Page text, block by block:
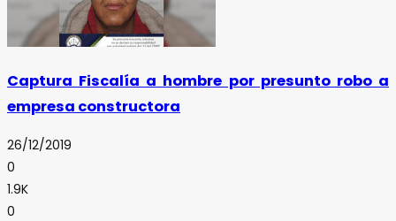
Captura Fiscalía a hombre por presunto robo a
empresa constructora
26/12/2019
0
1.9K
0